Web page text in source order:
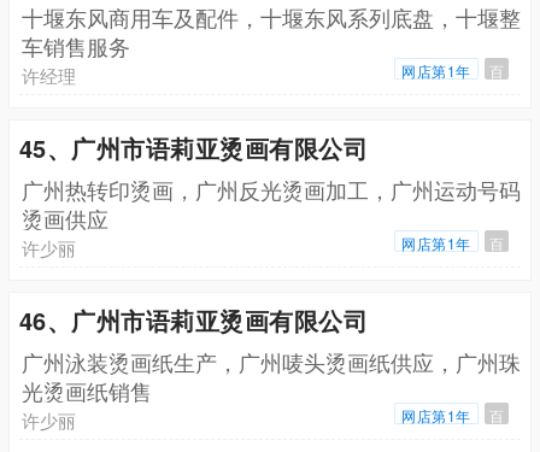
十堰东风商用车及配件，十堰东风系列底盘，十堰整
车销售服务
许经理 网店第1年 百
45、广州市语莉亚烫画有限公司
广州热转印烫画，广州反光烫画加工，广州运动号码
烫画供应
许少丽 网店第1年 百
46、广州市语莉亚烫画有限公司
广州泳装烫画纸生产，广州唛头烫画纸供应，广州珠
光烫画纸销售
许少丽 网店第1年 百